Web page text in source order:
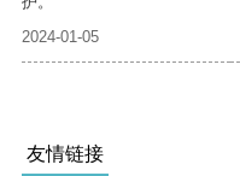
2024-01-05
友情链接